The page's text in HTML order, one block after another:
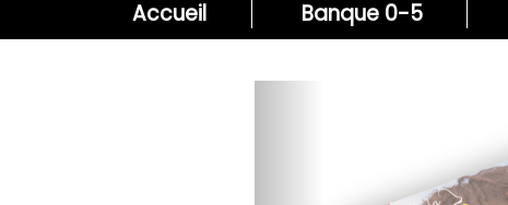
Accueil Banque 0-5